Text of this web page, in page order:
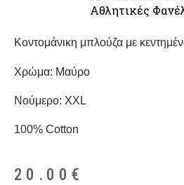
Αθλητικές
Κοντομάνικη μπλούζα με
Χρώμα: Μαύρο
Νούμερο: XXL
100% Cotton
20.00 €